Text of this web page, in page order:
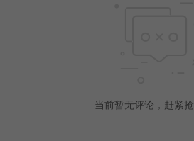
当前暂无评论，赶紧